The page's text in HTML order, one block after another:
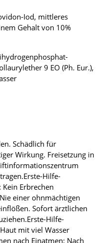
Iod, mittleres
Gehalt von 10%
9 EO (Ph. Eur.),
Schädlich für
Wirkung. Freisetzung in
Hilfe-
Erbrechen
einer ohnmächtigen
Sofort ärztlichen
Hilfe-
mit viel Wasser
nach Einatmen: Nach